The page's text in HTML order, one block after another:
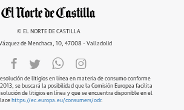
© EL NORTE DE CASTILLA
de Menchaca, 10, 47008 - Valladolid
de litigios en línea en materia de consumo conforme
se buscará la posibilidad que la Comisión Europea facilita
de litigios en línea y que se encuentra disponible en el
https://ec.europa.eu/consumers/odr.